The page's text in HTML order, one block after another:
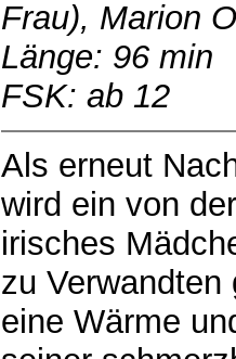
Frau), Marion
Länge: 96 min
FSK: ab 12
Als erneut
wird ein von
irisches
zu
eine Wärme